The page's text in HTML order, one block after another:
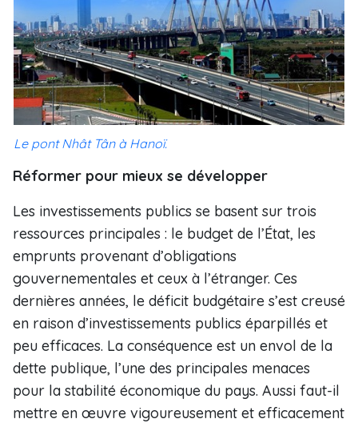
Le pont Nhât Tân à Hanoï.
Réformer pour mieux se développer
Les investissements publics se basent sur trois
ressources principales : le budget de l’État, les
emprunts provenant d’obligations
gouvernementales et ceux à l’étranger. Ces
dernières années, le déficit budgétaire s’est creusé
en raison d’investissements publics éparpillés et
peu efficaces. La conséquence est un envol de la
dette publique, l’une des principales menaces
pour la stabilité économique du pays. Aussi faut-il
mettre en œuvre vigoureusement et efficacement